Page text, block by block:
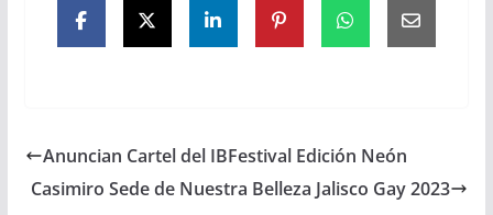
Anuncian Cartel del IBFestival Edición Neón
Casimiro Sede de Nuestra Belleza Jalisco Gay 2023